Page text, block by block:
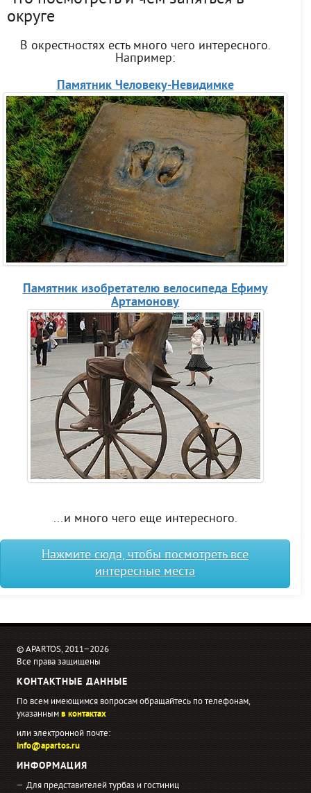
округе
В окрестностях есть много чего интересного.
Например:
Памятник Человеку-Невидимке
Памятник изобретателю велосипеда Ефиму
Артамонову
...и много чего еще интересного.
Нажмите сюда, чтобы посмотреть все
интересные места
© APARTOS, 2011−2026
Все права защищены
КОНТАКТНЫЕ ДАННЫЕ
По всем имеющимся вопросам обращайтесь по телефонам,
указаннымв контактах
или электронной почте:
info@apartos.ru
ИНФОРМАЦИЯ
Для представителей турбаз и гостиниц